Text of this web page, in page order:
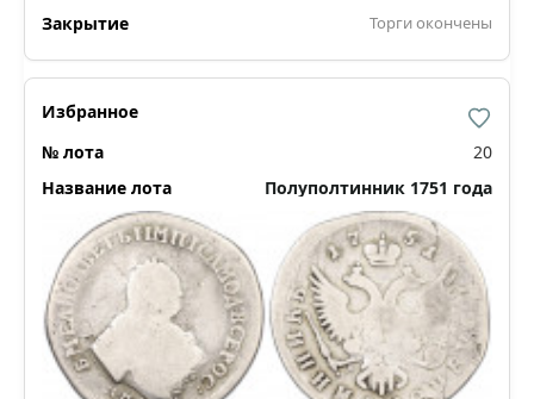
Торги окончены
20
Полуполтинник 1751 года